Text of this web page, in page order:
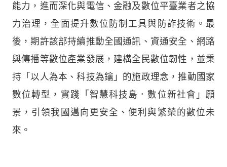
能力，進而深化與電信、金融及數位平臺業者之協
力治理，全面提升數位防制工具與防詐技術。最
後，期許該部持續推動全國通訊、資通安全、網路
與傳播等數位產業發展，建構全民數位韌性，並秉
持「以人為本、科技為鑰」的施政理念，推動國家
數位轉型，實踐「智慧科技島．數位新社會」願
景，引領我國邁向更安全、便利與繁榮的數位未
來。